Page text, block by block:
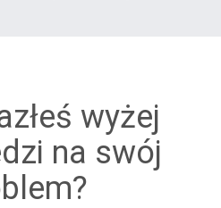
wyżej
na swój